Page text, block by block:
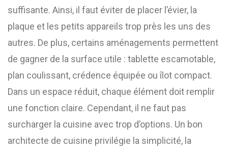
suffisante. Ainsi, il faut éviter de placer l’évier, la
plaque et les petits appareils trop près les uns des
autres. De plus, certains aménagements permettent
de gagner de la surface utile : tablette escamotable,
plan coulissant, crédence équipée ou îlot compact.
Dans un espace réduit, chaque élément doit remplir
une fonction claire. Cependant, il ne faut pas
surcharger la cuisine avec trop d’options. Un bon
architecte de cuisine privilégie la simplicité, la